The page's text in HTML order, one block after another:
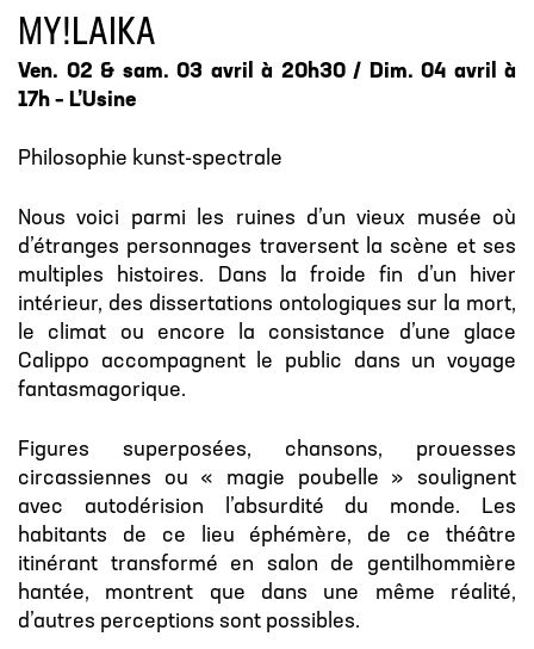
MY!LAIKA
Ven. 02 & sam. 03 avril à 20h30 / Dim. 04 avril à
17h – L’Usine
Philosophie kunst-spectrale
Nous voici parmi les ruines d’un vieux musée où
d’étranges personnages traversent la scène et ses
multiples histoires. Dans la froide fin d’un hiver
intérieur, des dissertations ontologiques sur la mort,
le climat ou encore la consistance d’une glace
Calippo accompagnent le public dans un voyage
fantasmagorique.
Figures superposées, chansons, prouesses
circassiennes ou « magie poubelle » soulignent
avec autodérision l’absurdité du monde. Les
habitants de ce lieu éphémère, de ce théâtre
itinérant transformé en salon de gentilhommière
hantée, montrent que dans une même réalité,
d’autres perceptions sont possibles.